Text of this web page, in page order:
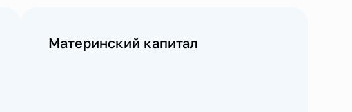
Материнский капитал